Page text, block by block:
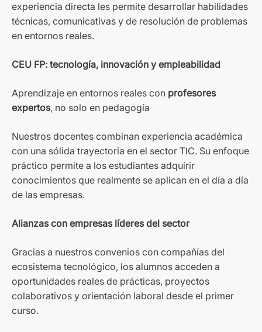
experiencia directa les permite desarrollar habilidades
técnicas, comunicativas y de resolución de problemas
en entornos reales.
CEU FP: tecnología, innovación y empleabilidad
Aprendizaje en entornos reales con profesores
expertos, no solo en pedagogía
Nuestros docentes combinan experiencia académica
con una sólida trayectoria en el sector TIC. Su enfoque
práctico permite a los estudiantes adquirir
conocimientos que realmente se aplican en el día a día
de las empresas.
Alianzas con empresas líderes del sector
Gracias a nuestros convenios con compañías del
ecosistema tecnológico, los alumnos acceden a
oportunidades reales de prácticas, proyectos
colaborativos y orientación laboral desde el primer
curso.